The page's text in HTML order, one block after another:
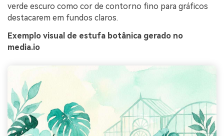
verde escuro como cor de contorno fino para gráficos
destacarem em fundos claros.
Exemplo visual de estufa botânica gerado no
media.io